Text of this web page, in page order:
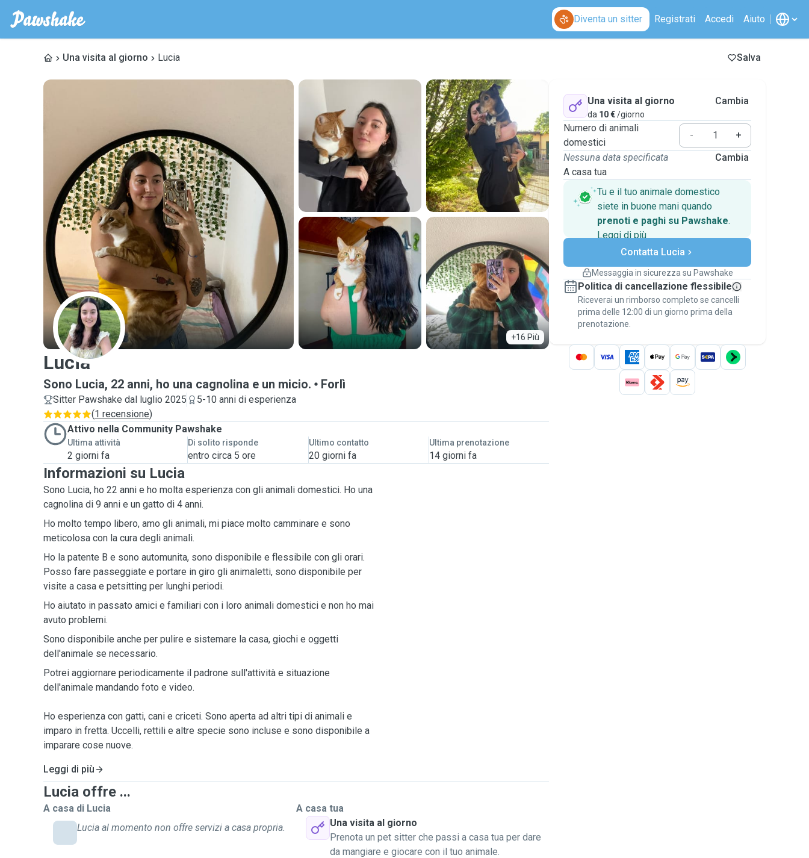
Diventa un sitter Registrati Accedi Aiuto
Una visita al giorno Lucia Salva
+16 Più
L
Lucia
Sono Lucia, 22 anni, ho una cagnolina e un micio. Forlì
Sitter Pawshake dal luglio 2025
5-10 anni di esperienza
(1 recensione)
Attivo nella Community Pawshake
Ultima attività
2 giorni fa
Di solito risponde
entro circa 5 ore
Ultimo contatto
20 giorni fa
Ultima prenotazione
14 giorni fa
Informazioni su Lucia
Sono Lucia, ho 22 anni e ho molta esperienza con gli animali domestici. Ho una
cagnolina di 9 anni e un gatto di 4 anni.
Ho molto tempo libero, amo gli animali, mi piace molto camminare e sono
meticolosa con la cura degli animali.
Ho la patente B e sono automunita, sono disponibile e flessibile con gli orari.
Posso fare passeggiate e portare in giro gli animaletti, sono disponibile per
visite a casa e petsitting per lunghi periodi.
Ho aiutato in passato amici e familiari con i loro animali domestici e non ho mai
avuto problemi.
Sono disponibile anche per pulire e sistemare la casa, giochi e oggetti
dell'animale se necessario.
Potrei aggiornare periodicamente il padrone sull'attività e situazione
dell'animale mandando foto e video.
Ho esperienza con gatti, cani e criceti. Sono aperta ad altri tipi di animali e
imparo in fretta. Uccelli, rettili e altre specie sono incluse e sono disponibile a
imparare cose nuove.
Leggi di più
Lucia offre ...
A casa di Lucia
Lucia al momento non offre servizi a casa propria.
A casa tua
Una visita al giorno
Prenota un pet sitter che passi a casa tua per dare
da mangiare e giocare con il tuo animale.
Una visita al giorno
da 10 €/giorno
Cambia
Numero di animali
domestici
-
+
Nessuna data specificata
A casa tua
Cambia
Tu e il tuo animale domestico
siete in buone mani quando
prenoti e paghi su Pawshake.
Leggi di piùPagamenti sicuri
Assistenza se i piani
Prenotazioni coperte
Stai su Pawshake - dal primo messaggio al
pagamento - per attivare laGaranzia
Pawshake.
Contatta Lucia
Messaggia in sicurezza su Pawshake
Politica di cancellazione flessibile
Riceverai un rimborso completo se cancelli
prima delle 12:00 di un giorno prima della
prenotazione.